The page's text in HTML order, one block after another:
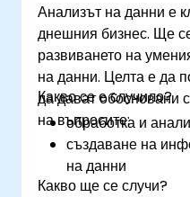
Анализът на данни е
днешния бизнес. Ще
развиването на
на данни. Целта е да
да дават обосновани
на въпросите:
Какво се е случило?
обработка и
създаване на
на данни
Какво ще се случи?